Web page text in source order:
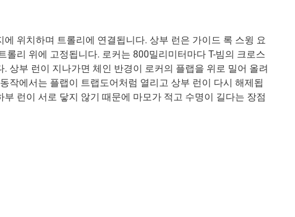
에 위치하며 트롤리에 연결됩니다. 상부 런은 가이드 록 스윙 요
롤리 위에 고정됩니다. 로커는 800밀리미터마다 T-빔의 크로스
상부 런이 지나가면 체인 반경이 로커의 플랩을 위로 밀어 올려
동작에서는 플랩이 트랩도어처럼 열리고 상부 런이 다시 해제됩
부 런이 서로 닿지 않기 때문에 마모가 적고 수명이 길다는 장점